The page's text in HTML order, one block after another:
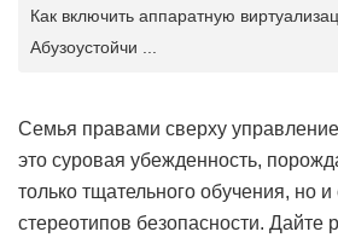
Как включить аппаратную
Абузоустойчи ...
Семья правами сверху
это суровая убежденность,
только тщательного обучения, но
стереотипов безопасности. Дайте